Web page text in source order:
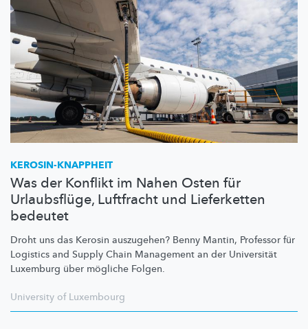
KEROSIN-KNAPPHEIT
Was der Konflikt im Nahen Osten für
Urlaubsflüge, Luftfracht und Lieferketten
bedeutet
Droht uns das Kerosin auszugehen? Benny Mantin, Professor für
Logistics and Supply Chain Management an der Universität
Luxemburg über mögliche Folgen.
University of Luxembourg